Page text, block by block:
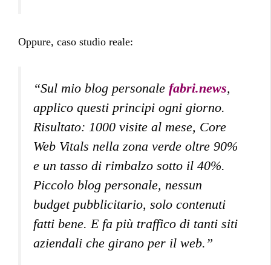
Oppure, caso studio reale:
“Sul mio blog personale fabri.news,
applico questi principi ogni giorno.
Risultato: 1000 visite al mese, Core
Web Vitals nella zona verde oltre 90%
e un tasso di rimbalzo sotto il 40%.
Piccolo blog personale, nessun
budget pubblicitario, solo contenuti
fatti bene. E fa più traffico di tanti siti
aziendali che girano per il web.”